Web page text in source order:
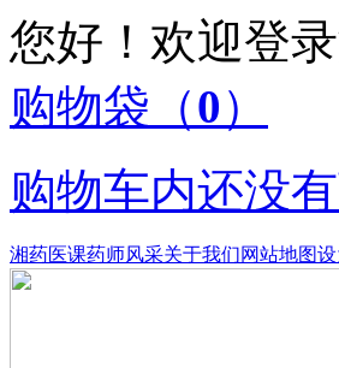
您好！欢迎登
购物袋 （0）
购物车内还没
湘药医课药师风采关于我们网站地图